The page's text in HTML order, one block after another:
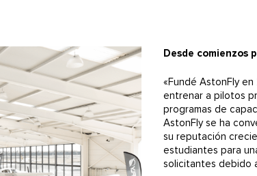
Desde comienzos
«Fundé AstonFly
entrenar a pilotos
programas de
AstonFly se ha
su reputación
estudiantes para
solicitantes debido